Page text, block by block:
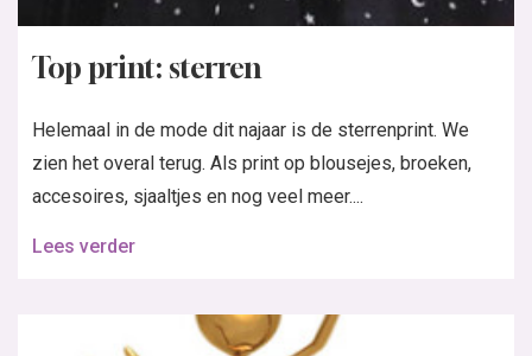
Top print: sterren
Helemaal in de mode dit najaar is de sterrenprint. We
zien het overal terug. Als print op blousejes, broeken,
accesoires, sjaaltjes en nog veel meer....
Lees verder